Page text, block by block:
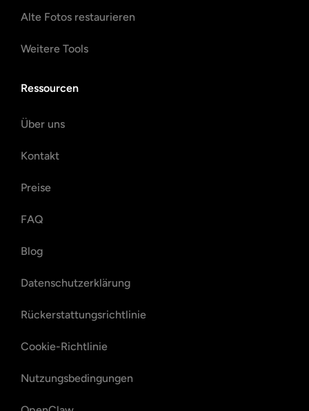
Alte Fotos restaurieren
Weitere Tools
Ressourcen
Über uns
Kontakt
Preise
FAQ
Blog
Datenschutzerklärung
Rückerstattungsrichtlinie
Cookie-Richtlinie
Nutzungsbedingungen